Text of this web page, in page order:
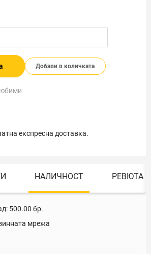
Добави в количката
експресна доставка.
НАЛИЧНОСТ РЕВЮТА
500.00 бр.
мрежа